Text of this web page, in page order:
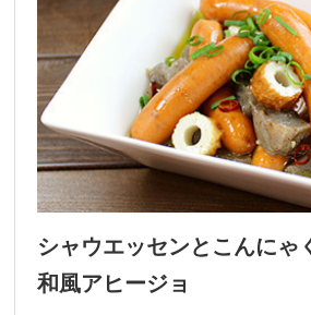
シャウエッセンとこんにゃ
和風アヒージョ